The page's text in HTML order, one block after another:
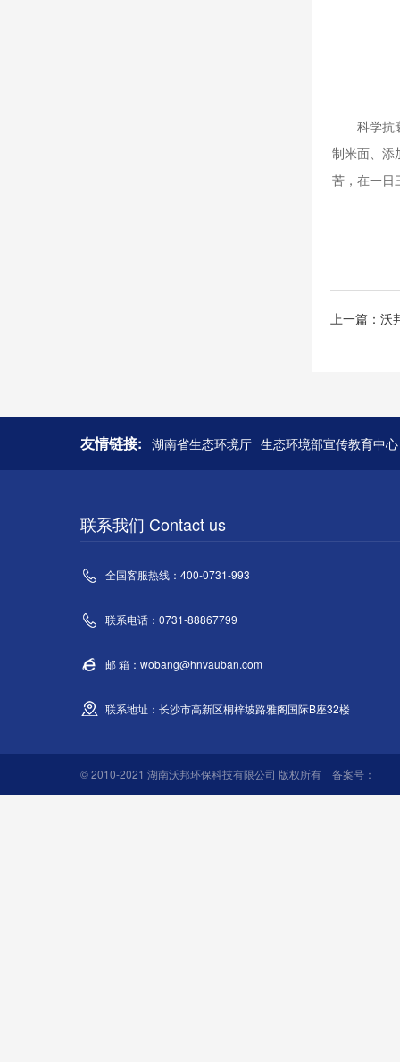
科学抗
制米面、添
苦，在一日
上一篇：沃
友情链接: 湖南省生态环境厅 生态环境部宣传教育中心
联系我们 Contact us
全国客服热线：400-0731-993
联系电话：0731-88867799
邮 箱：wobang@hnvauban.com
联系地址：长沙市高新区桐梓坡路雅阁国际B座32楼
© 2010-2021 湖南沃邦环保科技有限公司 版权所有 备案号：